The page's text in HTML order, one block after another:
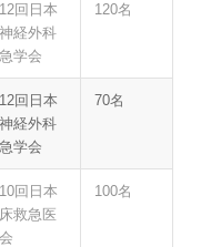
回日本
経外科
学会
120名
回日本
経外科
学会
70名
回日本
救急医
100名